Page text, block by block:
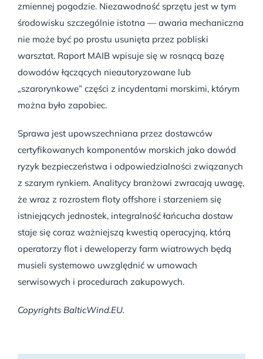
zmiennej pogodzie. Niezawodność sprzętu jest w tym
środowisku szczególnie istotna — awaria mechaniczna
nie może być po prostu usunięta przez pobliski
warsztat. Raport MAIB wpisuje się w rosnącą bazę
dowodów łączących nieautoryzowane lub
„szarorynkowe” części z incydentami morskimi, którym
można było zapobiec.
Sprawa jest upowszechniana przez dostawców
certyfikowanych komponentów morskich jako dowód
ryzyk bezpieczeństwa i odpowiedzialności związanych
z szarym rynkiem. Analitycy branżowi zwracają uwagę,
że wraz z rozrostem floty offshore i starzeniem się
istniejących jednostek, integralność łańcucha dostaw
staje się coraz ważniejszą kwestią operacyjną, którą
operatorzy flot i deweloperzy farm wiatrowych będą
musieli systemowo uwzględnić w umowach
serwisowych i procedurach zakupowych.
Copyrights BalticWind.EU.